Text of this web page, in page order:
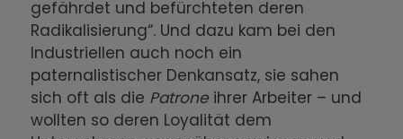
gefährdet und befürchteten deren
Radikalisierung“. Und dazu kam bei den
Industriellen auch noch ein
paternalistischer Denkansatz, sie sahen
sich oft als die Patrone ihrer Arbeiter – und
wollten so deren Loyalität dem